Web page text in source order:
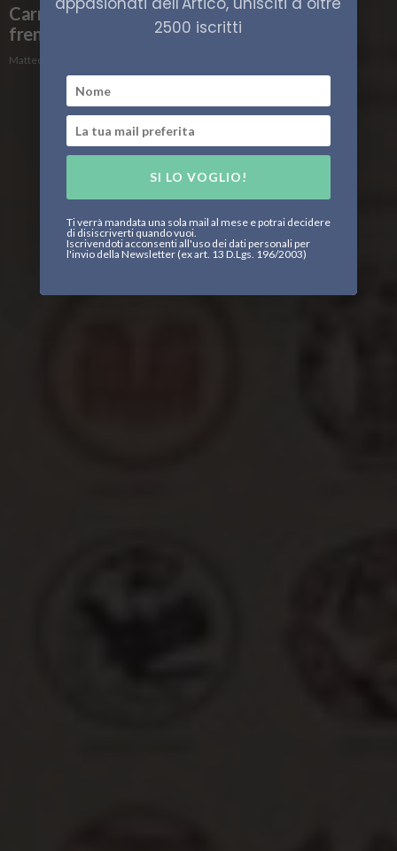
Carney accelera sull’energia, le First Nations
frenano
Matteo Brancia
2500 iscritti
SI LO VOGLIO!
Ti verrà mandata una sola mail al mese e potrai decidere
di disiscriverti quando vuoi.
Iscrivendoti acconsenti all'uso dei dati personali per
l'invio della Newsletter (ex art. 13 D.Lgs. 196/2003)